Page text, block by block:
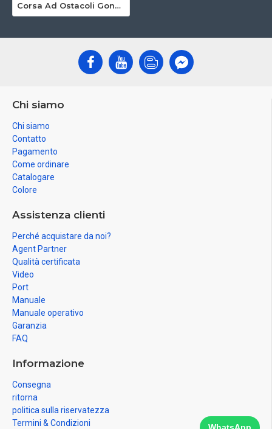
Corsa Ad Ostacoli Gonfiabile Estrema
Chi siamo
Chi siamo
Contatto
Pagamento
Come ordinare
Catalogare
Colore
Assistenza clienti
Perché acquistare da noi?
Agent Partner
Qualità certificata
Video
Port
Manuale
Manuale operativo
Garanzia
FAQ
Informazione
Consegna
ritorna
politica sulla riservatezza
Termini & Condizioni